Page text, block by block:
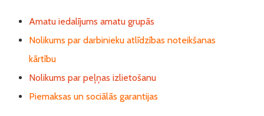
Amatu iedalījums amatu grupās
Nolikums par darbinieku atlīdzības noteikšanas
kārtību
Nolikums par peļņas izlietošanu
Piemaksas un sociālās garantijas